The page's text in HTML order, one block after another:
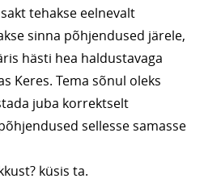
tehakse eelnevalt
sinna põhjendused järele,
hästi hea haldustavaga
Keres. Tema sõnul oleks
juba korrektselt
sellesse samasse
küsis ta.